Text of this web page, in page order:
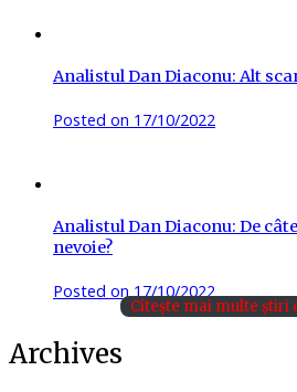
Analistul Dan Diaconu: Alt
Posted on 17/10/2022
Analistul Dan Diaconu: De
nevoie?
Posted on 17/10/2022
Citește mai multe știri
Archives